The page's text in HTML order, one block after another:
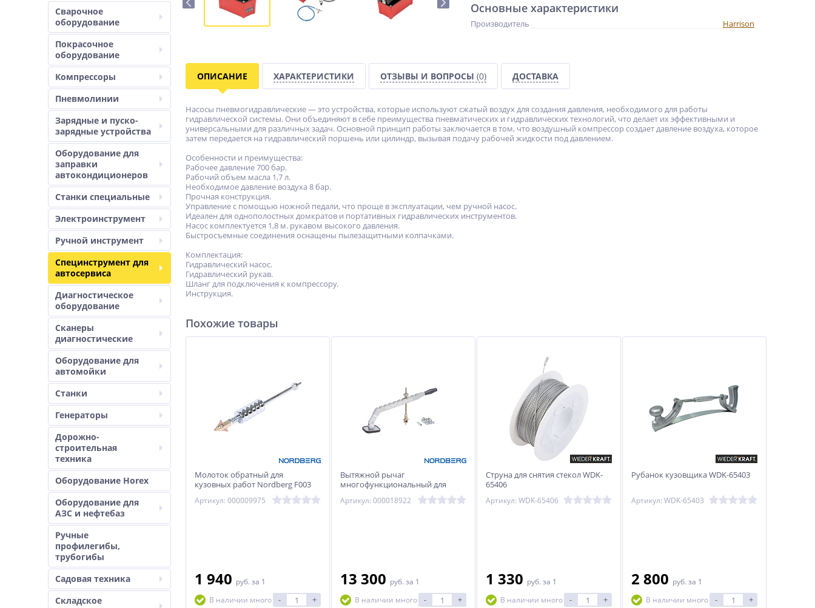
Сварочное
оборудование
Покрасочное
оборудование
Компрессоры
Пневмолинии
Зарядные и пуско-
зарядные устройства
Оборудование для
заправки
автокондиционеров
Станки специальные
Электроинструмент
Ручной инструмент
Специнструмент для
автосервиса
Диагностическое
оборудование
Сканеры
диагностические
Оборудование для
автомойки
Станки
Генераторы
Дорожно-
строительная
техника
Оборудование Horex
Оборудование для
АЗС и нефтебаз
Ручные
профилегибы,
трубогибы
Садовая техника
Складское
Основные характеристики
Производитель Harrison
ОПИСАНИЕ ХАРАКТЕРИСТИКИ ОТЗЫВЫ И ВОПРОСЫ (0) ДОСТАВКА
Насосы пневмогидравлические — это устройства, которые используют сжатый воздух для создания давления, необходимого для работы
гидравлической системы. Они объединяют в себе преимущества пневматических и гидравлических технологий, что делает их эффективными и
универсальными для различных задач. Основной принцип работы заключается в том, что воздушный компрессор создает давление воздуха, которое
затем передается на гидравлический поршень или цилиндр, вызывая подачу рабочей жидкости под давлением.
Особенности и преимущества:
Рабочее давление 700 бар.
Рабочий объем масла 1,7 л.
Необходимое давление воздуха 8 бар.
Прочная конструкция.
Управление с помощью ножной педали, что проще в эксплуатации, чем ручной насос.
Идеален для однополостных домкратов и портативных гидравлических инструментов.
Насос комплектуется 1,8 м. рукавом высокого давления.
Быстросъемные соединения оснащены пылезащитными колпачками.
Комплектация:
Гидравлический насос.
Гидравлический рукав.
Шланг для подключения к компрессору.
Инструкция.
Похожие товары
Молоток обратный для
кузовных работ Nordberg F003
Артикул: 000009975
1 940 руб. за 1
В наличии много
- +
Вытяжной рычаг
многофункциональный для
правки. 1 точка опоры
NORDBERG PULM
Артикул: 000018922
13 300 руб. за 1
В наличии много
- +
Струна для снятия стекол WDK-
65406
Артикул: WDK-65406
1 330 руб. за 1
В наличии много
- +
Рубанок кузовщика WDK-65403
Артикул: WDK-65403
2 800 руб. за 1
В наличии много
- +